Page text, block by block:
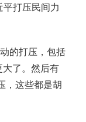
打压民间力
的打压，包括
了。然后有
，这些都是胡